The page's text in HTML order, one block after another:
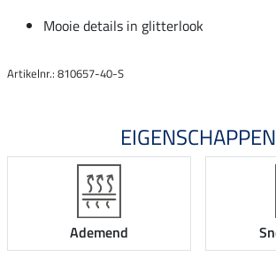
Mooie details in glitterlook
Artikelnr.: 810657-40-S
EIGENSCHAPPEN
Ademend